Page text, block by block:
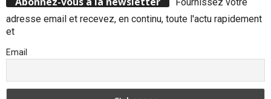
adresse email et recevez, en continu, toute l'actu rapidement
et
Email